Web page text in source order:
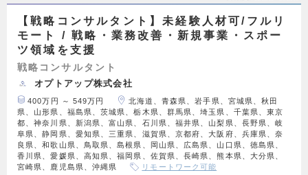
【戦略コンサルタント】未経験人材可/フルリ
モート / 戦略・業務改善・新規事業・スポー
ツ領域を支援
戦略コンサルタント
オプトアップ株式会社
400万円 ～ 549万円
北海道、青森県、岩手県、宮城県、秋田
県、山形県、福島県、茨城県、栃木県、群馬県、埼玉県、千葉県、東京
都、神奈川県、新潟県、富山県、石川県、福井県、山梨県、長野県、岐
阜県、静岡県、愛知県、三重県、滋賀県、京都府、大阪府、兵庫県、奈
良県、和歌山県、鳥取県、島根県、岡山県、広島県、山口県、徳島県、
香川県、愛媛県、高知県、福岡県、佐賀県、長崎県、熊本県、大分県、
宮崎県、鹿児島県、沖縄県
リモートワーク可能